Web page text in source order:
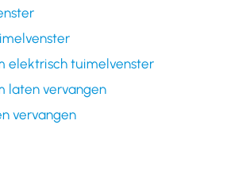
elektrisch tuimelvenster
laten vervangen
vervangen